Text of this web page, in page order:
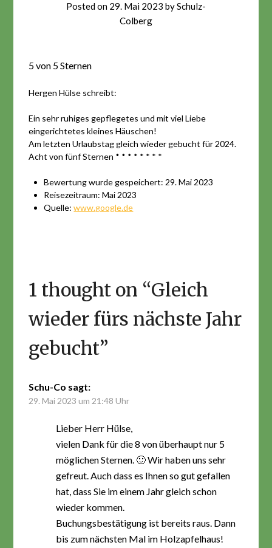
Posted on 29. Mai 2023 bySchulz-
Colberg
5 von 5 Sternen
Hergen Hülse schreibt:
Ein sehr ruhiges gepflegetes und mit viel Liebe
eingerichtetes kleines Häuschen!
Am letzten Urlaubstag gleich wieder gebucht für 2024.
Acht von fünf Sternen * * * * * * * *
Bewertung wurde gespeichert: 29. Mai 2023
Reisezeitraum: Mai 2023
Quelle:www.google.de
1 thought on “Gleich
wieder fürs nächste Jahr
gebucht”
Schu-Co sagt:
29. Mai 2023 um 21:48 Uhr
Lieber Herr Hülse,
vielen Dank für die 8 von überhaupt nur 5
möglichen Sternen. 🙂 Wir haben uns sehr
gefreut. Auch dass es Ihnen so gut gefallen
hat, dass Sie im einem Jahr gleich schon
wieder kommen.
Buchungsbestätigung ist bereits raus. Dann
bis zum nächsten Mal im Holzapfelhaus!